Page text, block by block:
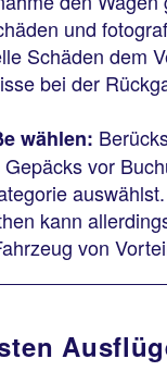
und
Schäden dem
bei der
wählen:
vor
kann
von